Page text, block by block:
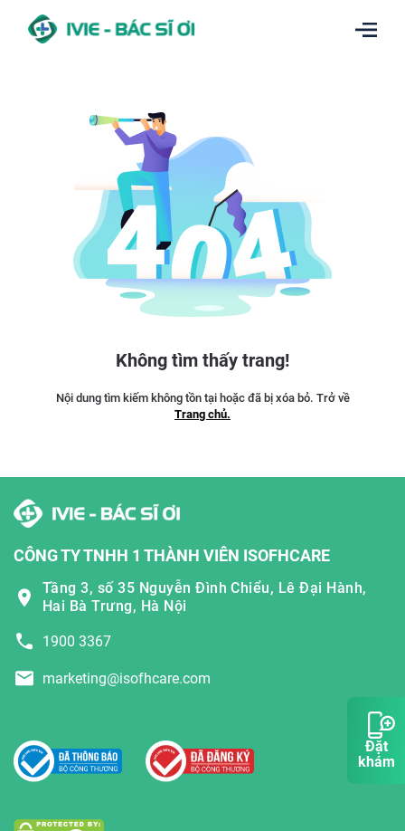
Đặt
khám
Không tìm thấy trang!
Nội dung tìm kiếm không tồn tại hoặc đã bị xóa bỏ. Trở về
Trang chủ.
CÔNG TY TNHH 1 THÀNH VIÊN ISOFHCARE
Tầng 3, số 35 Nguyễn Đình Chiểu, Lê Đại Hành,
Hai Bà Trưng, Hà Nội
1900 3367
marketing@isofhcare.com